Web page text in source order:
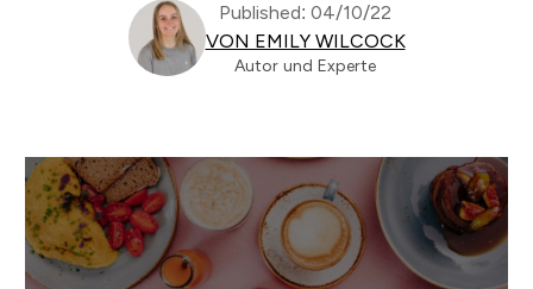
Published: 04/10/22
VON EMILY WILCOCK
Autor und Experte